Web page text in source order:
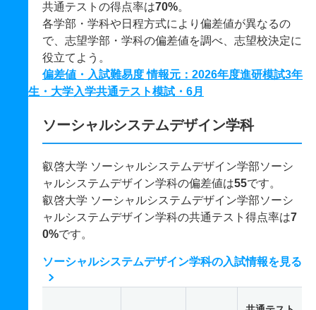
共通テストの得点率は70%。
各学部・学科や日程方式により偏差値が異なるの
で、志望学部・学科の偏差値を調べ、志望校決定に
役立てよう。
偏差値・入試難易度 情報元：2026年度進研模試3年
生・大学入学共通テスト模試・6月
ソーシャルシステムデザイン学科
叡啓大学 ソーシャルシステムデザイン学部ソーシ
ャルシステムデザイン学科の偏差値は55です。
叡啓大学 ソーシャルシステムデザイン学部ソーシ
ャルシステムデザイン学科の共通テスト得点率は7
0%です。
ソーシャルシステムデザイン学科の入試情報を見る